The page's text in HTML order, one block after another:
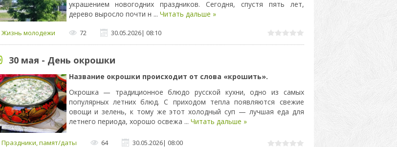
украшением новогодних праздников. Сегодня, спустя пять лет,
дерево выросло почти н ... Читать дальше »
Жизнь молодежи 72 30.05.2026| 08:10
30 мая - День окрошки
Название окрошки происходит от слова «крошить».
Окрошка — традиционное блюдо русской кухни, одно из самых
популярных летних блюд. С приходом тепла появляются свежие
овощи и зелень, к тому же этот холодный суп — лучшая еда для
летнего периода, хорошо освежа ... Читать дальше »
Праздники, памят/даты 64 30.05.2026| 08:00